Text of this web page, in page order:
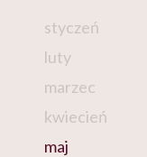
styczeń
luty
marzec
kwiecień
maj